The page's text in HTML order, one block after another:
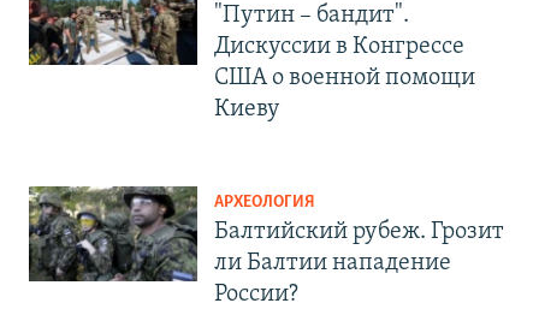
"Путин – бандит".
Дискуссии в Конгрессе
США о военной помощи
Киеву
АРХЕОЛОГИЯ
Балтийский рубеж. Грозит
ли Балтии нападение
России?